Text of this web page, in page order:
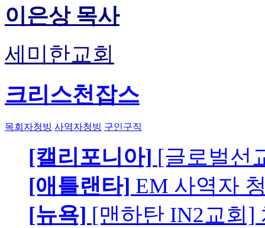
이은상 목사
세미한교회
크리스천잡스
목회자청빙 사역자청빙 구인구직
[캘리포니아] [글로벌선
[애틀랜타] EM 사역자
[뉴욕] [맨하탄 IN2교회]